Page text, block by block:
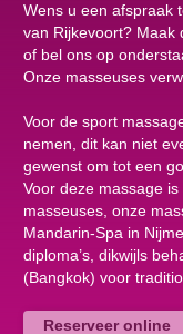
Wens u een afspraak
van Rijkevoort? Maak
of bel ons op
Onze masseuses
Voor de sport
nemen, dit kan niet
gewenst om tot een
Voor deze massage
masseuses, onze
Mandarin-Spa in
diploma’s, dikwijls
(Bangkok) voor
Reserveer online